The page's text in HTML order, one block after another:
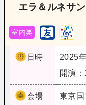
エラ＆ルネサン
室内楽
日時
2025
開演
会場 東京